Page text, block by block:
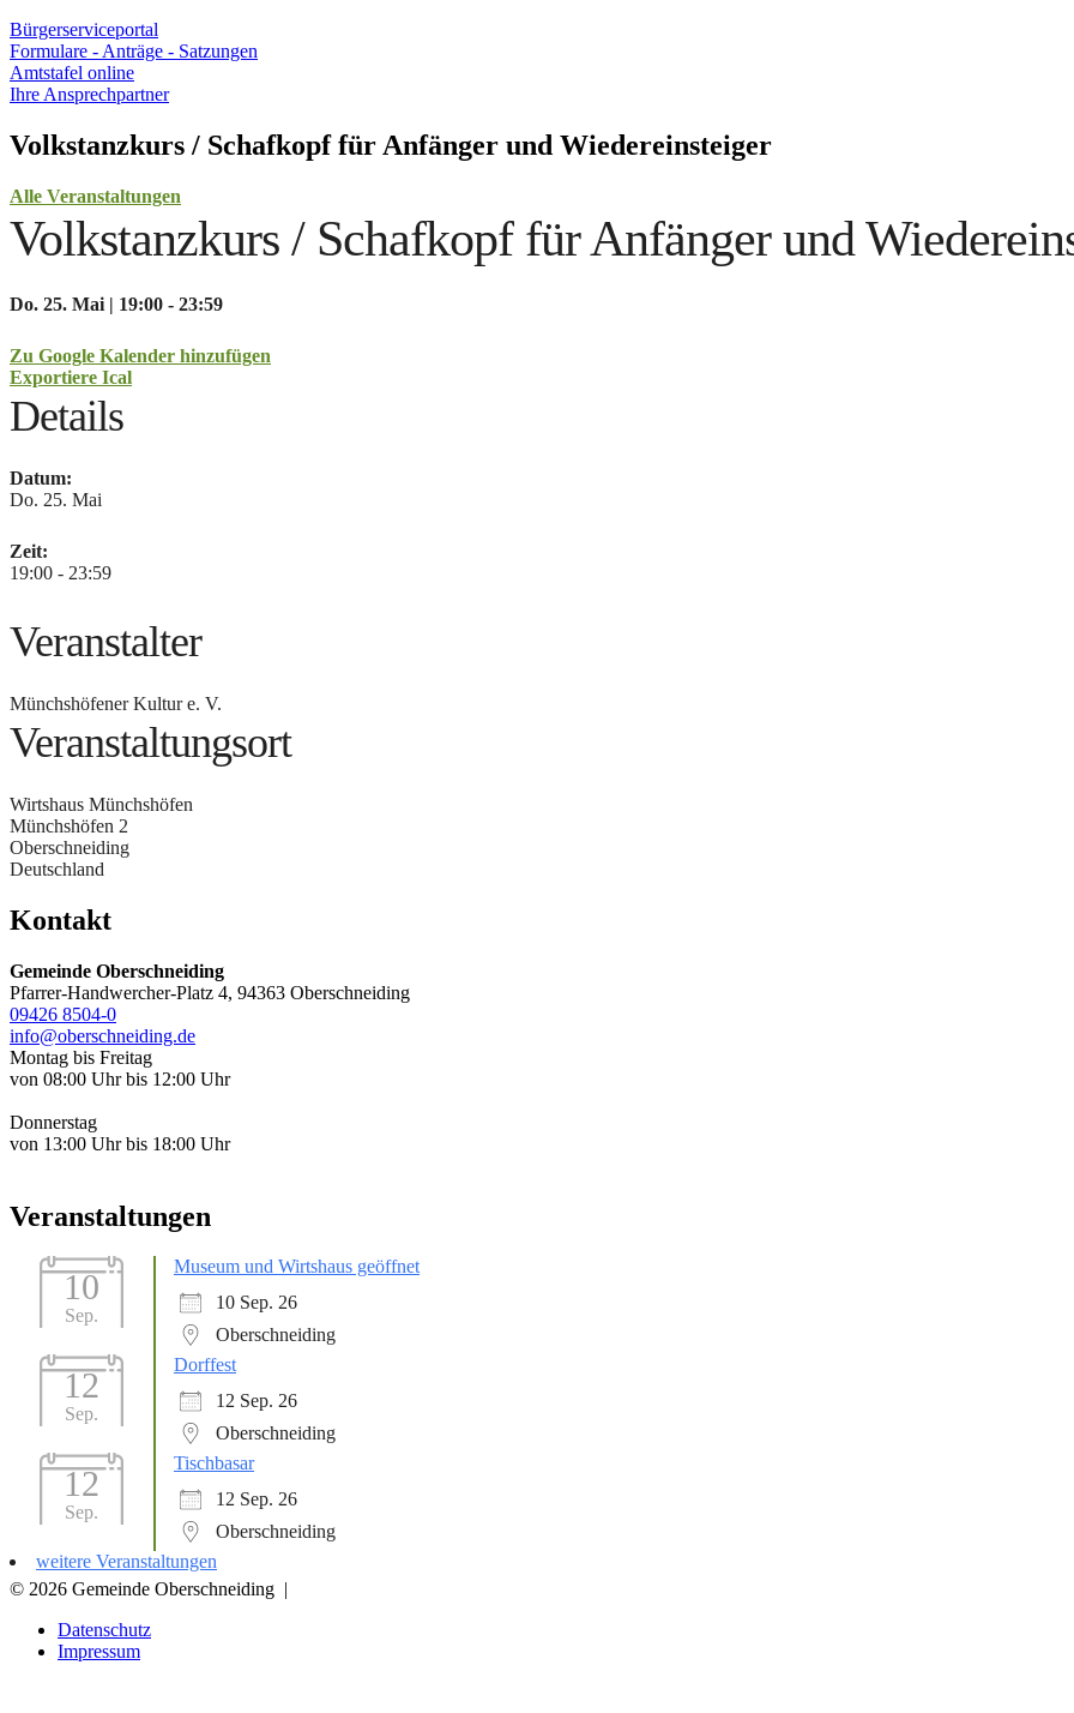
Bürgerserviceportal
Formulare - Anträge - Satzungen
Amtstafel online
Ihre Ansprechpartner
Volkstanzkurs / Schafkopf für Anfänger und Wiedereinsteiger
Alle Veranstaltungen
Volkstanzkurs / Schafkopf für Anfänger und
Do. 25. Mai | 19:00 - 23:59
Zu Google Kalender hinzufügen
Exportiere Ical
Details
Datum:
Do. 25. Mai
Zeit:
19:00 - 23:59
Veranstalter
Münchshöfener Kultur e. V.
Veranstaltungsort
Wirtshaus Münchshöfen
Münchshöfen 2
Oberschneiding
Deutschland
Kontakt
Gemeinde Oberschneiding
Pfarrer-Handwercher-Platz 4, 94363 Oberschneiding
09426 8504-0
info@oberschneiding.de
Montag bis Freitag
von 08:00 Uhr bis 12:00 Uhr
Donnerstag
von 13:00 Uhr bis 18:00 Uhr
Veranstaltungen
10
Sep.
Museum und Wirtshaus geöffnet
10 Sep. 26
Oberschneiding
12
Sep.
Dorffest
12 Sep. 26
Oberschneiding
12
Sep.
Tischbasar
12 Sep. 26
Oberschneiding
weitere Veranstaltungen
© 2026 Gemeinde Oberschneiding |
Datenschutz
Impressum